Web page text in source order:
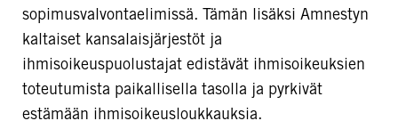
sopimusvalvontaelimissä. Tämän lisäksi Amnestyn
kaltaiset kansalaisjärjestöt ja
ihmisoikeuspuolustajat edistävät ihmisoikeuksien
toteutumista paikallisella tasolla ja pyrkivät
estämään ihmisoikeusloukkauksia.